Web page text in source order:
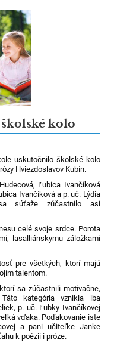
kolo
uskutočnilo školské kolo
Hviezdoslavov Kubín.
Ľubica Ivančíková
Ivančíková a p. uč. Lýdia
súťaže zúčastnilo asi
celé svoje srdce. Porota
lasalliánskymu záložkami
pre všetkých, ktorí majú
talentom.
sa zúčastnili motivačne,
kategória vznikla iba
p. uč. Ľubky Ivančíkovej
vďaka. Poďakovanie iste
a pani učiteľke Janke
k poézii i próze.